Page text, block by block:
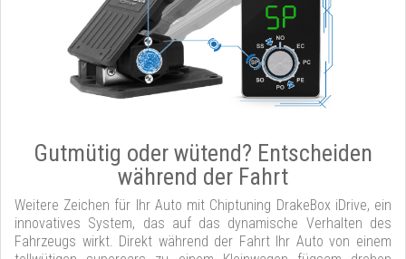
Gutmütig oder wütend? Entscheiden
während der Fahrt
Weitere Zeichen für Ihr Auto mit Chiptuning DrakeBox iDrive, ein
innovatives System, das auf das dynamische Verhalten des
Fahrzeugs wirkt. Direkt während der Fahrt Ihr Auto von einem